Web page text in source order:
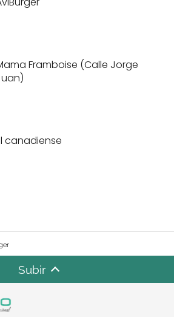
Framboise (Calle Jorge
canadiense
Subir